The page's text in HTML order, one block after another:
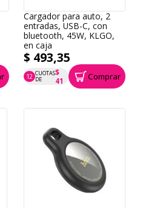
Cargador para auto, 2
entradas, USB-C, con
bluetooth, 45W, KLGO,
en caja
$ 493,35
12 CUOTAS
DE
$
41
P.T.F. $ 493 Comprar